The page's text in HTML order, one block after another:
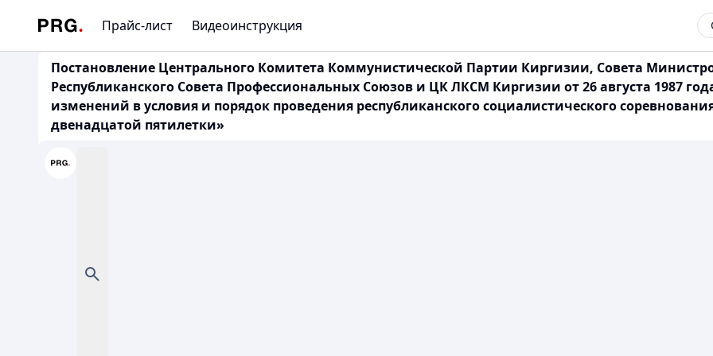
Прайс-лист Видеоинструкция
Постановление Центрального Комитета Коммунистической Партии Киргизии, Совета
Республиканского Совета Профессиональных Союзов и ЦК ЛКСМ Киргизии от 26 августа 1987
изменений в условия и порядок проведения республиканского социалистического
двенадцатой пятилетки»